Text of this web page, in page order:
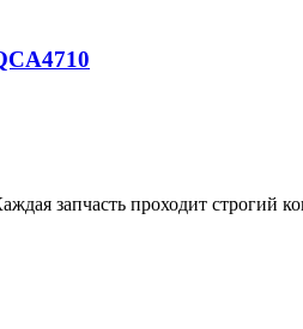
запчасть проходит строгий